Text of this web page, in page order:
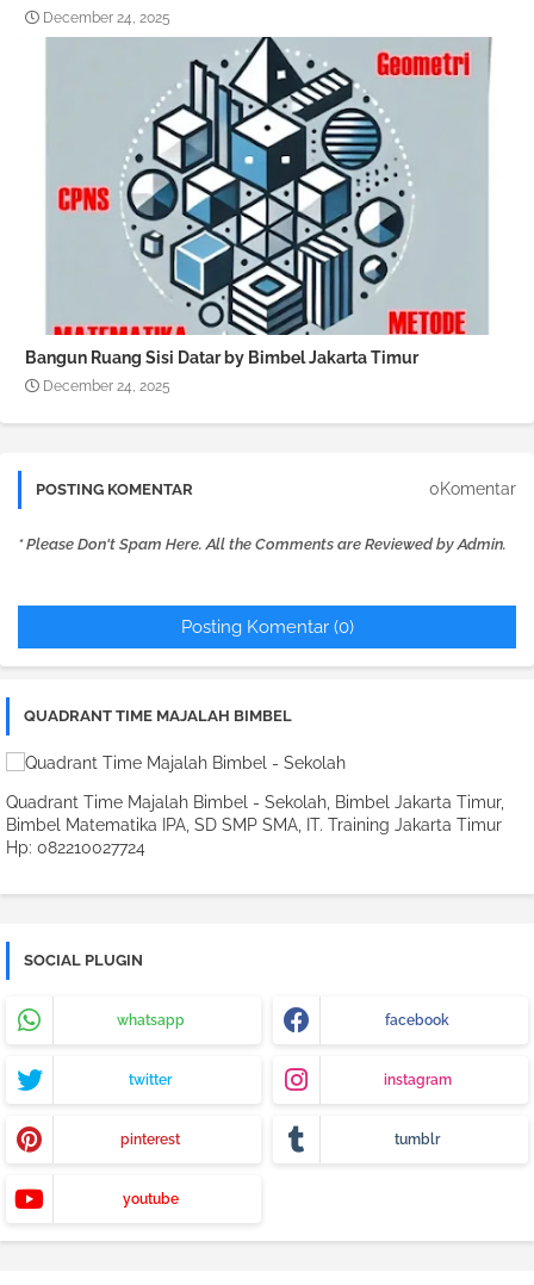
December 24, 2025
Bangun Ruang Sisi Datar by Bimbel Jakarta Timur
December 24, 2025
POSTING KOMENTAR 0Komentar
* Please Don't Spam Here. All the Comments are Reviewed by Admin.
Posting Komentar (0)
QUADRANT TIME MAJALAH BIMBEL
Quadrant Time Majalah Bimbel - Sekolah, Bimbel Jakarta Timur,
Bimbel Matematika IPA, SD SMP SMA, IT. Training Jakarta Timur
Hp: 082210027724
SOCIAL PLUGIN
whatsapp facebook
twitter instagram
pinterest tumblr
youtube